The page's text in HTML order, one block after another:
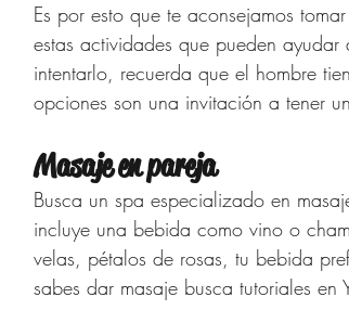
Gafas de Sol para
Ofertas Banana
Es por esto que te aconsejamos
estas actividades que pueden
intentarlo, recuerda que el hombre
opciones son una invitación a tener
Masaje en pareja
Busca un spa especializado en
incluye una bebida como vino o
velas, pétalos de rosas, tu bebida
sabes dar masaje busca tutoriales en